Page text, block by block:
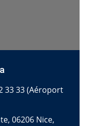
33 33 (Aéroport
06206 Nice,